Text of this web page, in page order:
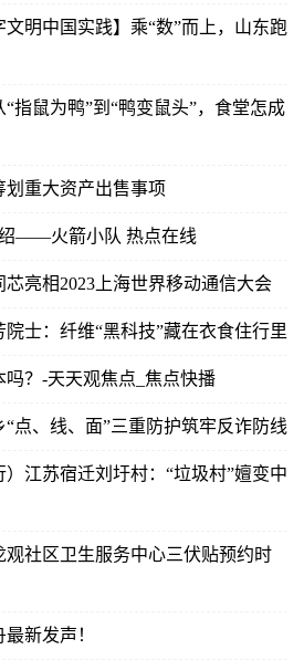
明中国实践】乘“数”而上，山东跑
指鼠为鸭”到“鸭变鼠头”，食堂怎成
划重大资产出售事项
——火箭小队 热点在线
亮相2023上海世界移动通信大会
士：纤维“黑科技”藏在衣食住行里
吗？-天天观焦点_焦点快播
点、线、面”三重防护筑牢反诈防线
）江苏宿迁刘圩村：“垃圾村”嬗变中
观社区卫生服务中心三伏贴预约时
新发声！